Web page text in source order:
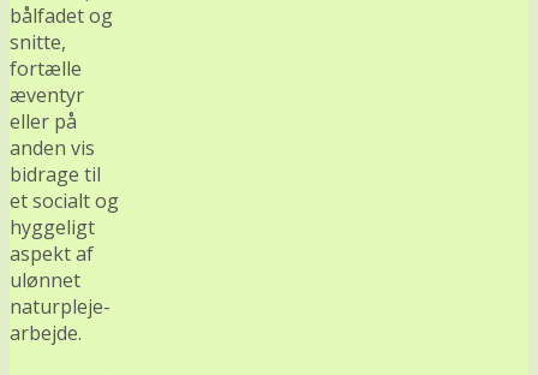
bålfadet og
snitte,
fortælle
æventyr
eller på
anden vis
bidrage til
et socialt og
hyggeligt
aspekt af
ulønnet
naturpleje-
arbejde.